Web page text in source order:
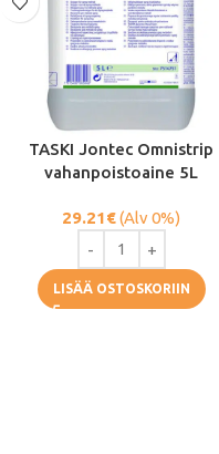
TASKI Jontec Omnistrip
vahanpoistoaine 5L
29.21€(Alv 0%)
LISÄÄ OSTOSKORIIN